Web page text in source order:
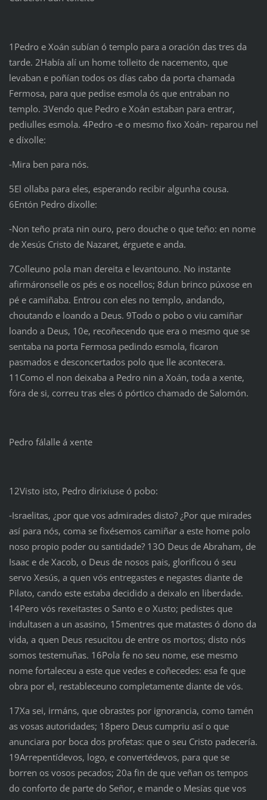
1Pedro e Xoán subían ó templo para a oración das tres da
tarde. 2Había alí un home tolleito de nacemento, que
levaban e poñían todos os días cabo da porta chamada
Fermosa, para que pedise esmola ós que entraban no
templo. 3Vendo que Pedro e Xoán estaban para entrar,
pediulles esmola. 4Pedro ‑e o mesmo fixo Xoán‑ reparou nel
e díxolle:
‑Mira ben para nós.
5El ollaba para eles, esperando recibir algunha cousa.
6Entón Pedro díxolle:
‑Non teño prata nin ouro, pero douche o que teño: en nome
de Xesús Cristo de Nazaret, érguete e anda.
7Colleuno pola man dereita e levantouno. No instante
afirmáronselle os pés e os nocellos; 8dun brinco púxose en
pé e camiñaba. Entrou con eles no templo, andando,
choutando e loando a Deus. 9Todo o pobo o viu camiñar
loando a Deus, 10e, recoñecendo que era o mesmo que se
sentaba na porta Fermosa pedindo esmola, ficaron
pasmados e desconcertados polo que lle acontecera.
11Como el non deixaba a Pedro nin a Xoán, toda a xente,
fóra de si, correu tras eles ó pórtico chamado de Salomón.
Pedro fálalle á xente
12Visto isto, Pedro dirixiuse ó pobo:
‑Israelitas, ¿por que vos admirades disto? ¿Por que mirades
así para nós, coma se fixésemos camiñar a este home polo
noso propio poder ou santidade? 13O Deus de Abraham, de
Isaac e de Xacob, o Deus de nosos pais, glorificou ó seu
servo Xesús, a quen vós entregastes e negastes diante de
Pilato, cando este estaba decidido a deixalo en liberdade.
14Pero vós rexeitastes o Santo e o Xusto; pedistes que
indultasen a un asasino, 15mentres que matastes ó dono da
vida, a quen Deus resucitou de entre os mortos; disto nós
somos testemuñas. 16Pola fe no seu nome, ese mesmo
nome fortaleceu a este que vedes e coñecedes: esa fe que
obra por el, restableceuno completamente diante de vós.
17Xa sei, irmáns, que obrastes por ignorancia, como tamén
as vosas autoridades; 18pero Deus cumpriu así o que
anunciara por boca dos profetas: que o seu Cristo padecería.
19Arrepentídevos, logo, e convertédevos, para que se
borren os vosos pecados; 20a fin de que veñan os tempos
do conforto de parte do Señor, e mande o Mesías que vos